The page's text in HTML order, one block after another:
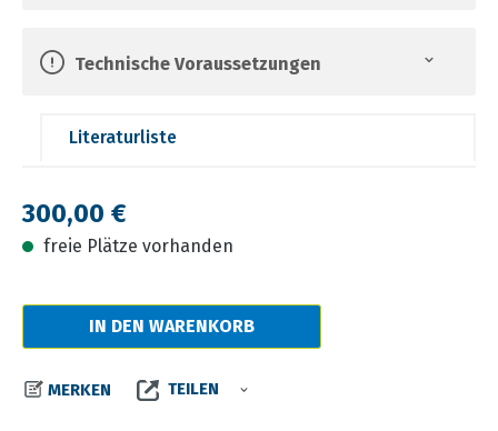
Technische Voraussetzungen
Literaturliste
Regulärer Preis:
300,00 €
freie Plätze vorhanden
IN DEN WARENKORB
MERKEN TEILEN